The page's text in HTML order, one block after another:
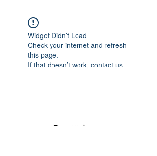
Widget Didn’t Load
Check your internet and refresh
this page.
If that doesn’t work, contact us.